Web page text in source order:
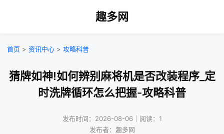
趣多网
首页 > 资讯中心 > 攻略科普
猜牌如神!如何辨别麻将机是否改装程序_定
时洗牌循环怎么把握-攻略科普
发布时间：2026-08-06｜阅读：1
发布者：趣多网